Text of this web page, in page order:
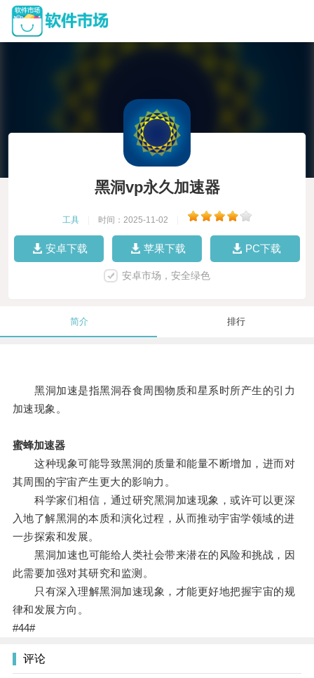
黑洞vp永久加速器
工具 时间：2025-11-02
安卓下载 苹果下载 PC下载
安卓市场，安全绿色
简介 排行
黑洞加速是指黑洞吞食周围物质和星系时所产生的引力
加速现象。
蜜蜂加速器
这种现象可能导致黑洞的质量和能量不断增加，进而对
其周围的宇宙产生更大的影响力。
科学家们相信，通过研究黑洞加速现象，或许可以更深
入地了解黑洞的本质和演化过程，从而推动宇宙学领域的进
一步探索和发展。
黑洞加速也可能给人类社会带来潜在的风险和挑战，因
此需要加强对其研究和监测。
只有深入理解黑洞加速现象，才能更好地把握宇宙的规
律和发展方向。
#44#
评论